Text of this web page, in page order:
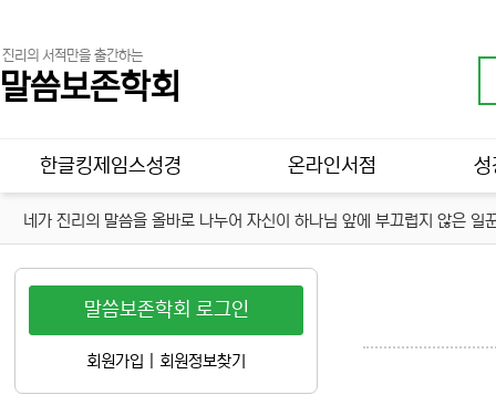
진리의 서적만을 출간하는
말씀보존학회
메인 메뉴
한글킹제임스성경 온라인서점 성
네가 진리의 말씀을 올바로 나누어 자신이 하나님 앞에 부끄럽지 않은
말씀보존학회 로그인
회원가입 회원정보찾기